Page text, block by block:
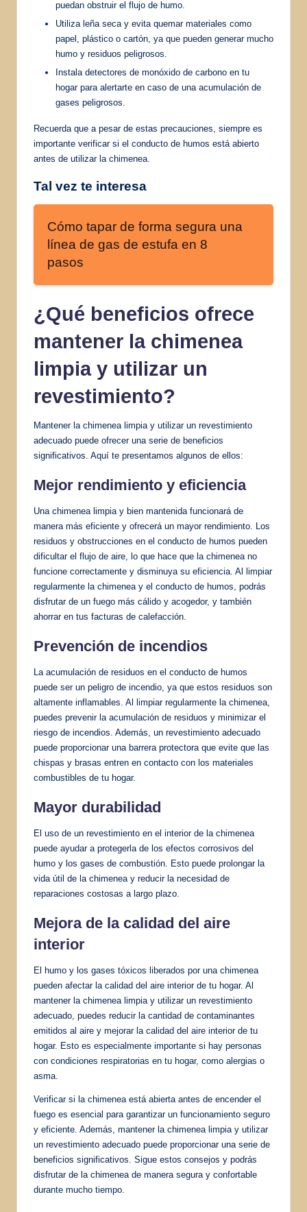
puedan obstruir el flujo de humo.
Utiliza leña seca y evita quemar materiales como
papel, plástico o cartón, ya que pueden generar mucho
humo y residuos peligrosos.
Instala detectores de monóxido de carbono en tu
hogar para alertarte en caso de una acumulación de
gases peligrosos.
Recuerda que a pesar de estas precauciones, siempre es
importante verificar si el conducto de humos está abierto
antes de utilizar la chimenea.
Tal vez te interesa
Cómo tapar de forma segura una
línea de gas de estufa en 8
pasos
¿Qué beneficios ofrece
mantener la chimenea
limpia y utilizar un
revestimiento?
Mantener la chimenea limpia y utilizar un revestimiento
adecuado puede ofrecer una serie de beneficios
significativos. Aquí te presentamos algunos de ellos:
Mejor rendimiento y eficiencia
Una chimenea limpia y bien mantenida funcionará de
manera más eficiente y ofrecerá un mayor rendimiento. Los
residuos y obstrucciones en el conducto de humos pueden
dificultar el flujo de aire, lo que hace que la chimenea no
funcione correctamente y disminuya su eficiencia. Al limpiar
regularmente la chimenea y el conducto de humos, podrás
disfrutar de un fuego más cálido y acogedor, y también
ahorrar en tus facturas de calefacción.
Prevención de incendios
La acumulación de residuos en el conducto de humos
puede ser un peligro de incendio, ya que estos residuos son
altamente inflamables. Al limpiar regularmente la chimenea,
puedes prevenir la acumulación de residuos y minimizar el
riesgo de incendios. Además, un revestimiento adecuado
puede proporcionar una barrera protectora que evite que las
chispas y brasas entren en contacto con los materiales
combustibles de tu hogar.
Mayor durabilidad
El uso de un revestimiento en el interior de la chimenea
puede ayudar a protegerla de los efectos corrosivos del
humo y los gases de combustión. Esto puede prolongar la
vida útil de la chimenea y reducir la necesidad de
reparaciones costosas a largo plazo.
Mejora de la calidad del aire
interior
El humo y los gases tóxicos liberados por una chimenea
pueden afectar la calidad del aire interior de tu hogar. Al
mantener la chimenea limpia y utilizar un revestimiento
adecuado, puedes reducir la cantidad de contaminantes
emitidos al aire y mejorar la calidad del aire interior de tu
hogar. Esto es especialmente importante si hay personas
con condiciones respiratorias en tu hogar, como alergias o
asma.
Verificar si la chimenea está abierta antes de encender el
fuego es esencial para garantizar un funcionamiento seguro
y eficiente. Además, mantener la chimenea limpia y utilizar
un revestimiento adecuado puede proporcionar una serie de
beneficios significativos. Sigue estos consejos y podrás
disfrutar de la chimenea de manera segura y confortable
durante mucho tiempo.